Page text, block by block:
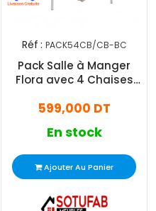
Réf : PACK54CB/CB-BC
Pack Salle à Manger
Flora avec 4 Chaises
Blanc
599,000 DT
En stock
Ajouter Au Panier